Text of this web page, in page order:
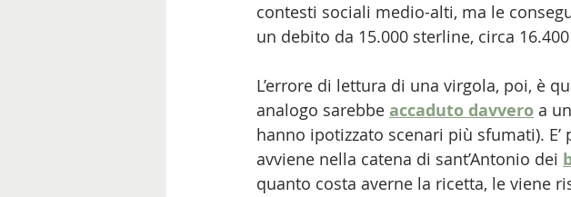
contesti sociali medio-alti, ma le
un debito da 15.000 sterline, circa
L’errore di lettura di una virgola, poi, è
analogo sarebbe accaduto davvero a
hanno ipotizzato scenari più sfumati).
avviene nella catena di sant’Antonio dei
quanto costa averne la ricetta, le viene